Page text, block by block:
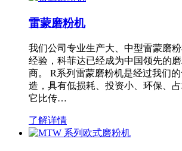
雷蒙磨粉机
我们公司专业生产大、中型雷蒙磨
经验，科菲达已经成为中国领先的
商。 R系列雷蒙磨粉机是经过我们
造，具有低损耗、投资小、环保、占
它比传…
了解详情